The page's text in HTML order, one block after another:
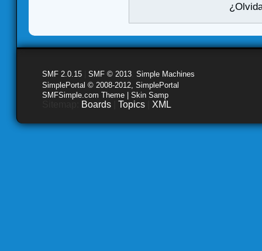
SMF 2.0.15 SMF © 2013 Simple Machines
SimplePortal © 2008-2012, SimplePortal
SMFSimple.com Theme | Skin Samp
Boards Topics XML